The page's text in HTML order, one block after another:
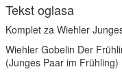
Tekst oglasa
Komplet za Wiehler
Wiehler Gobelin Der
(Junges Paar im Frühling)